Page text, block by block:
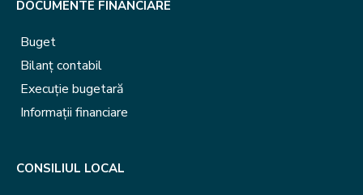
DOCUMENTE FINANCIARE
Buget
Bilanț contabil
Execuție bugetară
Informații financiare
CONSILIUL LOCAL